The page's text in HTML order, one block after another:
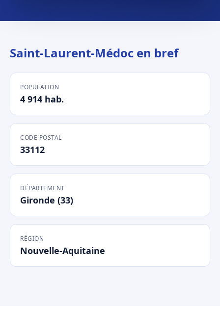
Saint-Laurent-Médoc en bref
POPULATION
4 914 hab.
CODE POSTAL
33112
DÉPARTEMENT
Gironde (33)
RÉGION
Nouvelle-Aquitaine